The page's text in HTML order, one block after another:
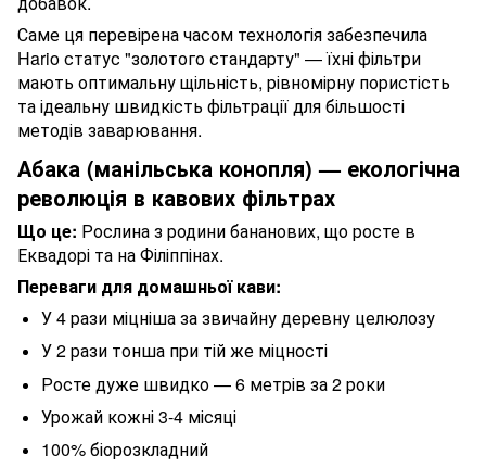
Саме ця перевірена часом технологія забезпечила
Hario статус "золотого стандарту" — їхні фільтри
мають оптимальну щільність, рівномірну пористість
та ідеальну швидкість фільтрації для більшості
методів заварювання.
Абака (манільська конопля) — екологічна
революція в кавових фільтрах
Що це: Рослина з родини бананових, що росте в
Еквадорі та на Філіппінах.
Переваги для домашньої кави:
У 4 рази міцніша за звичайну деревну целюлозу
У 2 рази тонша при тій же міцності
Росте дуже швидко — 6 метрів за 2 роки
Урожай кожні 3-4 місяці
100% біорозкладний